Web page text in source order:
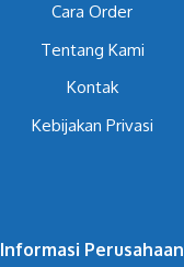
Cara Order
Tentang Kami
Kontak
Kebijakan Privasi
Informasi Perusahaan